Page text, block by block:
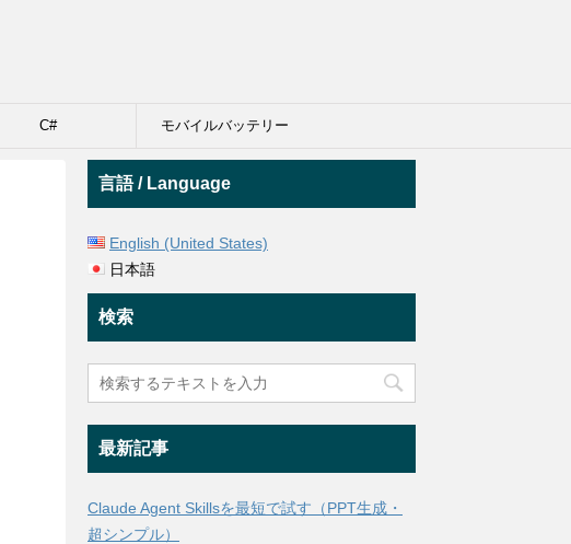
C# モバイルバッテリー
言語 / Language
English (United States)
日本語
検索
最新記事
Claude Agent Skillsを最短で試す（PPT生成・
超シンプル）